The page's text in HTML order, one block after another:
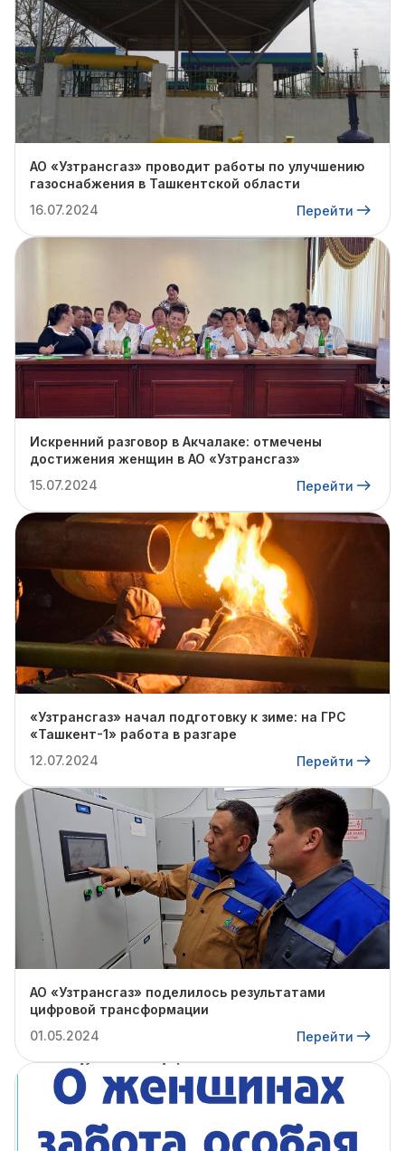
АО «Узтрансгаз» проводит работы по улучшению
газоснабжения в Ташкентской области
16.07.2024
Перейти
Искренний разговор в Акчалаке: отмечены
достижения женщин в АО «Узтрансгаз»
15.07.2024
Перейти
«Узтрансгаз» начал подготовку к зиме: на ГРС
«Ташкент-1» работа в разгаре
12.07.2024
Перейти
АО «Узтрансгаз» поделилось результатами
цифровой трансформации
01.05.2024
Перейти